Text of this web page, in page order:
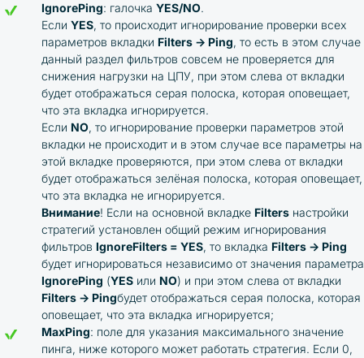
IgnorePing: галочка YES/NO.
Если YES, то происходит игнорирование проверки всех
параметров вкладки Filters → Ping, то есть в этом случае
данный раздел фильтров совсем не проверяется для
снижения нагрузки на ЦПУ, при этом слева от вкладки
будет отображаться серая полоска, которая оповещает,
что эта вкладка игнорируется.
Если NO, то игнорирование проверки параметров этой
вкладки не происходит и в этом случае все параметры на
этой вкладке проверяются, при этом слева от вкладки
будет отображаться зелёная полоска, которая оповещает,
что эта вкладка не игнорируется.
Внимание! Если на основной вкладке Filters настройки
стратегий установлен общий режим игнорирования
фильтров IgnoreFilters = YES, то вкладка Filters → Ping
будет игнорироваться независимо от значения параметра
IgnorePing (YES или NO) и при этом слева от вкладки
Filters → Pingбудет отображаться серая полоска, которая
оповещает, что эта вкладка игнорируется;
MaxPing: поле для указания максимального значение
пинга, ниже которого может работать стратегия. Если 0,